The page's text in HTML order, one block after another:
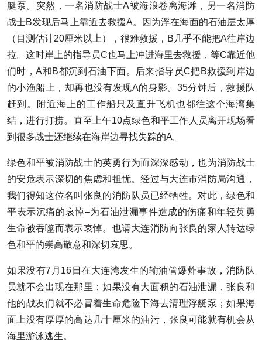
艇泵。突然，一名消防战士A被海浪卷离海滩，另一名消防
战士B发现后马上靠近去救援A。因为浮在海面的石油层太厚
（目测估计20厘米以上），很难救援，B几乎不能把A往岸边
拉。这时岸上的指导员C也马上冲进海里去救援，等C靠近他
们时，A和B都沉到石油下面。后来指导员C把B救援到岸边
的小渔船上，却再也没有发现A的身影。35分钟后，救援队
赶到。附近海上的工作船只及直升飞机也都往这个海湾集
结，进行打捞。直至上午10点绿色和平工作人员离开现场看
到很多战士还继续在海岸边寻找失踪的A。
绿色和平被消防战士的英勇行为而深深感动，也为消防战士
的安危表示深切的焦虑和担忧。经过与大连市消防局沟通，
我们得知这位名叫张良的消防队员已经牺牲。对此，绿色和
平表示沉痛的哀悼–为石油泄漏事件造成的伤痛和年轻英勇
生命被吞噬而表示哀悼。也请大连消防向张良的家人转达绿
色和平的崇高敬意和深切哀思。
如果没有7月16日在大连湾发生的输油管爆炸事故，消防队
员就不会出现在那里；如果没有大面积的石油泄漏，张良和
他的战友们就不必冒着生命危险下海去清理浮艇泵；如果海
面上没有厚厚的高达几十厘米的油污，张良可能就有机会从
海里游泳逃生。